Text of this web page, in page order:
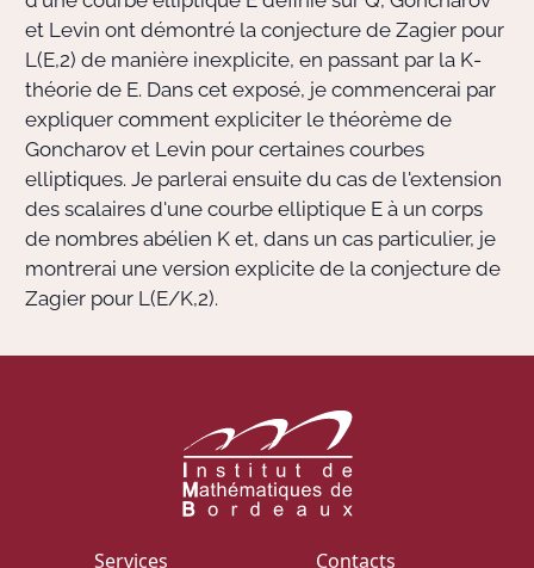
Bibliothèque
Informatique
et Levin ont démontré la conjecture de Zagier pour
L(E,2) de manière inexplicite, en passant par la K-
théorie de E. Dans cet exposé, je commencerai par
expliquer comment expliciter le théorème de
Goncharov et Levin pour certaines courbes
elliptiques. Je parlerai ensuite du cas de l'extension
des scalaires d'une courbe elliptique E à un corps
de nombres abélien K et, dans un cas particulier, je
montrerai une version explicite de la conjecture de
Zagier pour L(E/K,2).
Services Contacts